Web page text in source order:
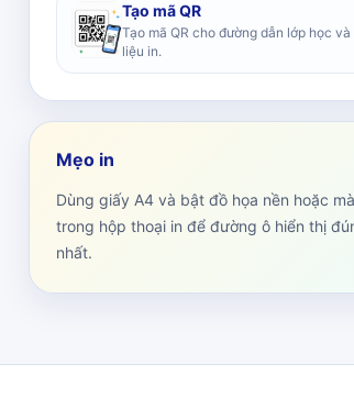
Tạo mã QR
Tạo mã QR cho đường dẫn lớp học và
liệu in.
Mẹo in
Dùng giấy A4 và bật đồ họa nền hoặc
trong hộp thoại in để đường ô hiển thị
nhất.